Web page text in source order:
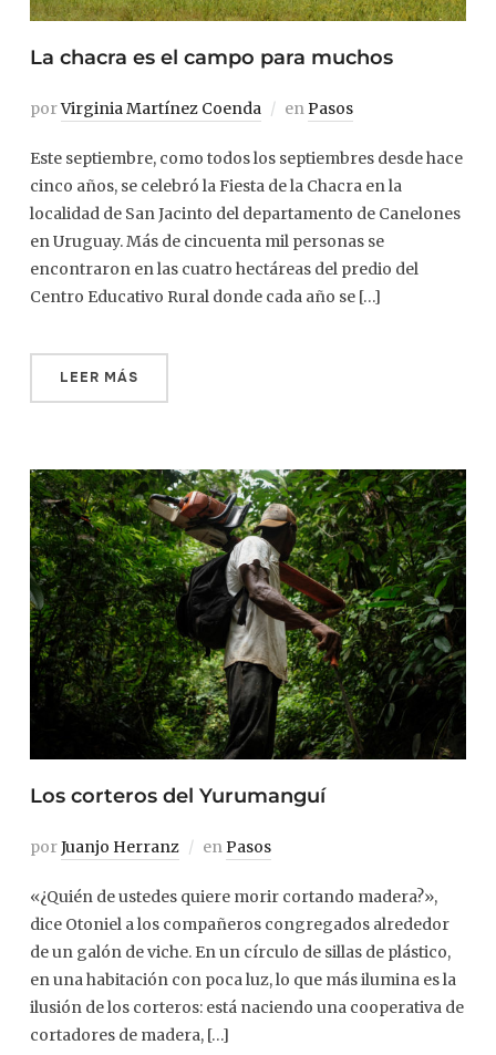
La chacra es el campo para muchos
porVirginia Martínez Coenda enPasos
Este septiembre, como todos los septiembres desde hace
cinco años, se celebró la Fiesta de la Chacra en la
localidad de San Jacinto del departamento de Canelones
en Uruguay. Más de cincuenta mil personas se
encontraron en las cuatro hectáreas del predio del
Centro Educativo Rural donde cada año se […]
LEER MÁS
Los corteros del Yurumanguí
porJuanjo Herranz enPasos
«¿Quién de ustedes quiere morir cortando madera?»,
dice Otoniel a los compañeros congregados alrededor
de un galón de viche. En un círculo de sillas de plástico,
en una habitación con poca luz, lo que más ilumina es la
ilusión de los corteros: está naciendo una cooperativa de
cortadores de madera, […]